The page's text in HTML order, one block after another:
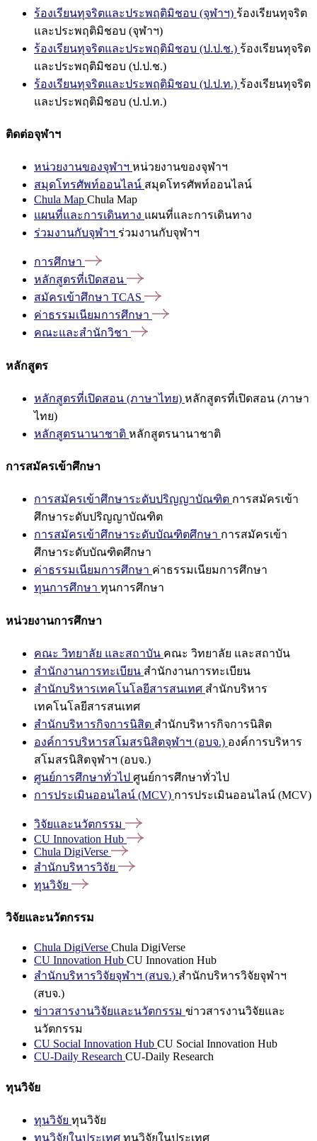
ร้องเรียนทุจริตและประพฤติมิชอบ (จุฬาฯ) ร้องเรียนทุจริต
และประพฤติมิชอบ (จุฬาฯ)
ร้องเรียนทุจริตและประพฤติมิชอบ (ป.ป.ช.) ร้องเรียนทุจริต
และประพฤติมิชอบ (ป.ป.ช.)
ร้องเรียนทุจริตและประพฤติมิชอบ (ป.ป.ท.) ร้องเรียนทุจริต
และประพฤติมิชอบ (ป.ป.ท.)
ติดต่อจุฬาฯ
หน่วยงานของจุฬาฯ หน่วยงานของจุฬาฯ
สมุดโทรศัพท์ออนไลน์ สมุดโทรศัพท์ออนไลน์
Chula Map Chula Map
แผนที่และการเดินทาง แผนที่และการเดินทาง
ร่วมงานกับจุฬาฯ ร่วมงานกับจุฬาฯ
การศึกษา
หลักสูตรที่เปิดสอน
สมัครเข้าศึกษา TCAS
ค่าธรรมเนียมการศึกษา
คณะและสำนักวิชา
หลักสูตร
หลักสูตรที่เปิดสอน (ภาษาไทย) หลักสูตรที่เปิดสอน (ภาษา
ไทย)
หลักสูตรนานาชาติ หลักสูตรนานาชาติ
การสมัครเข้าศึกษา
การสมัครเข้าศึกษาระดับปริญญาบัณฑิต การสมัครเข้า
ศึกษาระดับปริญญาบัณฑิต
การสมัครเข้าศึกษาระดับบัณฑิตศึกษา การสมัครเข้า
ศึกษาระดับบัณฑิตศึกษา
ค่าธรรมเนียมการศึกษา ค่าธรรมเนียมการศึกษา
ทุนการศึกษา ทุนการศึกษา
หน่วยงานการศึกษา
คณะ วิทยาลัย และสถาบัน คณะ วิทยาลัย และสถาบัน
สำนักงานการทะเบียน สำนักงานการทะเบียน
สำนักบริหารเทคโนโลยีสารสนเทศ สำนักบริหาร
เทคโนโลยีสารสนเทศ
สำนักบริหารกิจการนิสิต สำนักบริหารกิจการนิสิต
องค์การบริหารสโมสรนิสิตจุฬาฯ (อบจ.) องค์การบริหาร
สโมสรนิสิตจุฬาฯ (อบจ.)
ศูนย์การศึกษาทั่วไป ศูนย์การศึกษาทั่วไป
การประเมินออนไลน์ (MCV) การประเมินออนไลน์ (MCV)
วิจัยและนวัตกรรม
CU Innovation Hub
Chula DigiVerse
สำนักบริหารวิจัย
ทุนวิจัย
วิจัยและนวัตกรรม
Chula DigiVerse Chula DigiVerse
CU Innovation Hub CU Innovation Hub
สำนักบริหารวิจัยจุฬาฯ (สบจ.) สำนักบริหารวิจัยจุฬาฯ
(สบจ.)
ข่าวสารงานวิจัยและนวัตกรรม ข่าวสารงานวิจัยและ
นวัตกรรม
CU Social Innovation Hub CU Social Innovation Hub
CU-Daily Research CU-Daily Research
ทุนวิจัย
ทุนวิจัย ทุนวิจัย
ทุนวิจัยในประเทศ ทุนวิจัยในประเทศ